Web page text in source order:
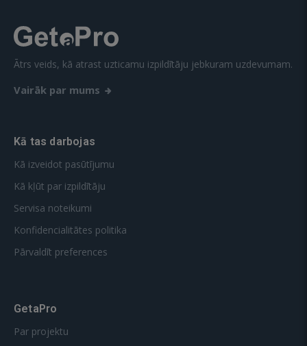
Ātrs veids, kā atrast uzticamu izpildītāju jebkuram uzdevumam.
Vairāk par mums
Kā tas darbojas
Kā izveidot pasūtījumu
Kā kļūt par izpildītāju
Servisa noteikumi
Konfidencialitātes politika
Pārvaldīt preferences
GetaPro
Par projektu